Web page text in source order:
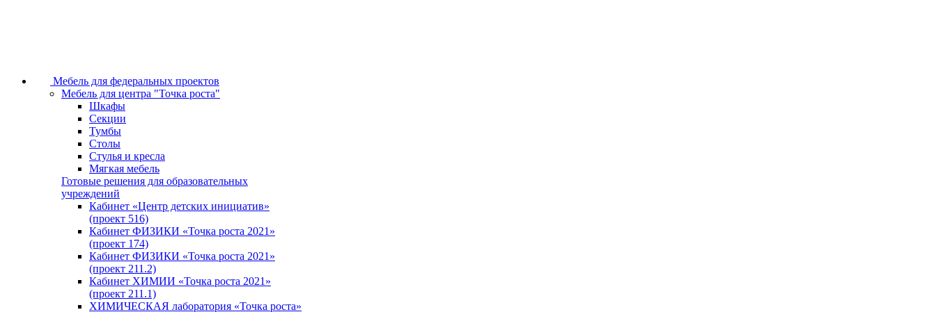
Мебель для федеральных проектов
Мебель для центра "Точка роста"
Шкафы
Секции
Тумбы
Столы
Стулья и кресла
Мягкая мебель
Готовые решения для образовательных
учреждений
Кабинет «Центр детских инициатив»
(проект 516)
Кабинет ФИЗИКИ «Точка роста 2021»
(проект 174)
Кабинет ФИЗИКИ «Точка роста 2021»
(проект 211.2)
Кабинет ХИМИИ «Точка роста 2021»
(проект 211.1)
ХИМИЧЕСКАЯ лаборатория «Точка роста»